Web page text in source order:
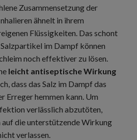
Zusammensetzung der
ähnelt in ihrem
Flüssigkeiten. Das schont
im Dampf können
noch effektiver zu lösen.
leicht antiseptische Wirkung
dass das Salz im Dampf das
Erreger hemmen kann. Um
verlässlich abzutöten,
auf die unterstützende Wirkung
verlassen.